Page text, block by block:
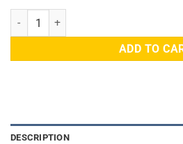
Ống Inox 304 Công Nghiệp quantity
ADD TO
DESCRIPTION